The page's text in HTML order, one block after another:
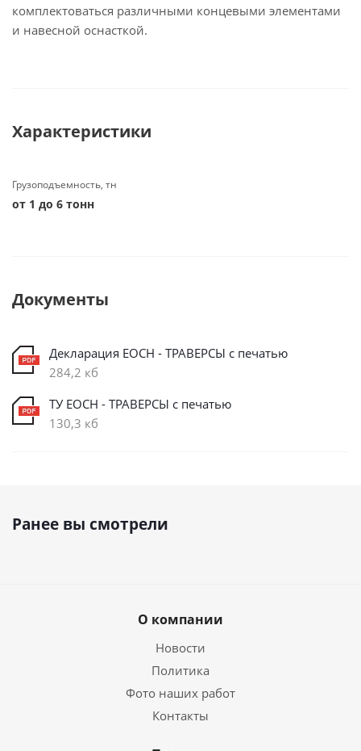
комплектоваться различными концевыми элементами
и навесной оснасткой.
Характеристики
Грузоподъемность, тн
от 1 до 6 тонн
Документы
Декларация ЕОСН - ТРАВЕРСЫ с печатью
284,2 кб
ТУ ЕОСН - ТРАВЕРСЫ с печатью
130,3 кб
Ранее вы смотрели
О компании
Новости
Политика
Фото наших работ
Контакты